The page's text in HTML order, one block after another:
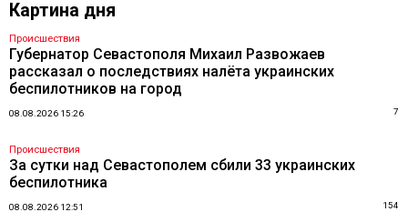
Картина дня
Происшествия
Губернатор Севастополя Михаил Развожаев
рассказал о последствиях налёта украинских
беспилотников на город
08.08.2026 15:26 7
Происшествия
За сутки над Севастополем сбили 33 украинских
беспилотника
08.08.2026 12:51 154